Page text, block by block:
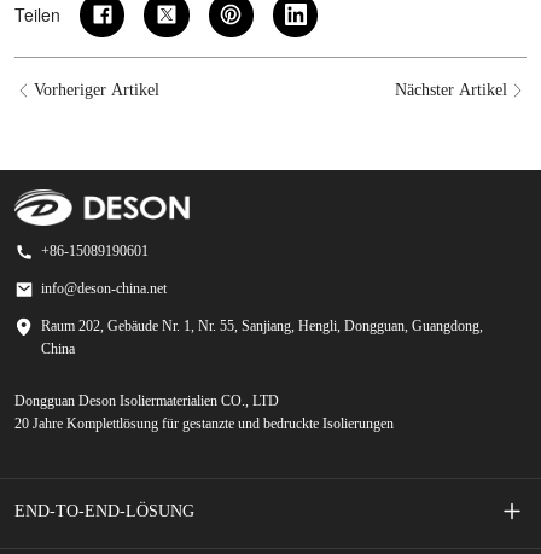
Teilen
Vorheriger Artikel Nächster Artikel
+86-15089190601
info@deson-china.net
Raum 202, Gebäude Nr. 1, Nr. 55, Sanjiang, Hengli, Dongguan, Guangdong,
China
Dongguan Deson Isoliermaterialien CO., LTD
20 Jahre Komplettlösung für gestanzte und bedruckte Isolierungen
END-TO-END-LÖSUNG